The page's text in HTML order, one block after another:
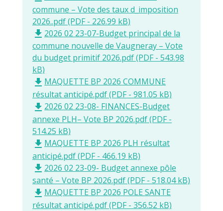
commune – Vote des taux d_imposition
2026..pdf (PDF - 226.99 kB)
file_download 2026 02 23-07-Budget principal de la
commune nouvelle de Vaugneray – Vote
du budget primitif 2026.pdf (PDF - 543.98
kB)
file_download MAQUETTE BP 2026 COMMUNE
résultat anticipé.pdf (PDF - 981.05 kB)
file_download 2026 02 23-08- FINANCES-Budget
annexe PLH– Vote BP 2026.pdf (PDF -
514.25 kB)
file_download MAQUETTE BP 2026 PLH résultat
anticipé.pdf (PDF - 466.19 kB)
file_download 2026 02 23-09- Budget annexe pôle
santé – Vote BP 2026.pdf (PDF - 518.04 kB)
file_download MAQUETTE BP 2026 POLE SANTE
résultat anticipé.pdf (PDF - 356.52 kB)